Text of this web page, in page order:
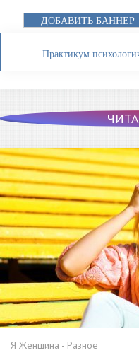
ДОБАВИТЬ БАННЕР
Практикум
Я Женщина - Разное